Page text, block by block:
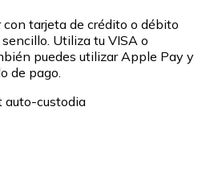
tarjeta de crédito o débito
Utiliza tu VISA o
puedes utilizar Apple Pay y
de pago.
auto-custodia